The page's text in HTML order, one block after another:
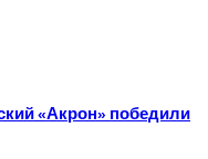
«Акрон» победили